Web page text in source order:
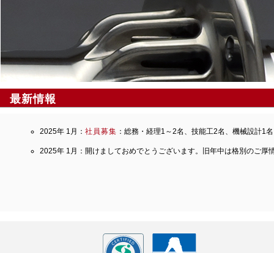
最新情報
2025年 1月： 社員募集 ：総務・経理1～2名、技能工2名、機械設計1
2025年 1月：開けましておめでとうございます。旧年中は格別のご厚